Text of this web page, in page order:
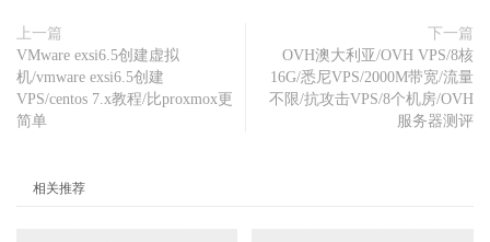
上一篇
VMware exsi6.5创建虚拟
机/vmware exsi6.5创建
VPS/centos 7.x教程/比proxmox更
简单
下一篇
OVH澳大利亚/OVH VPS/8核
16G/悉尼VPS/2000M带宽/流量
不限/抗攻击VPS/8个机房/OVH
服务器测评
相关推荐